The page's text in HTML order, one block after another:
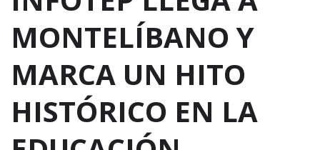
MONTELÍBANO Y
MARCA UN HITO
HISTÓRICO EN LA